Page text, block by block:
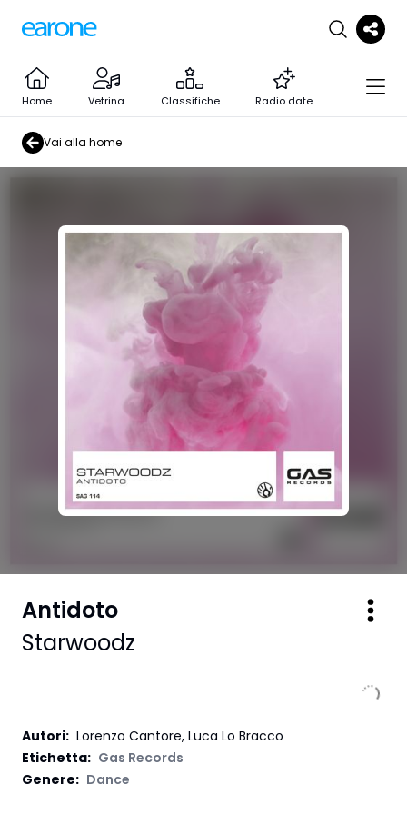
Home Vetrina Classifiche Radio date
Vai alla home
Antidoto
Starwoodz
Autori: Lorenzo Cantore, Luca Lo Bracco
Etichetta: Gas Records
Genere: Dance